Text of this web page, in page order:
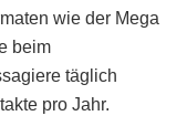
wie der Mega
beim
täglich
pro Jahr.